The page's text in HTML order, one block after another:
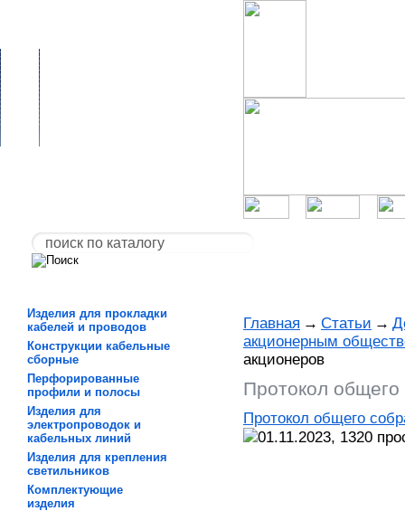
Изделия для прокладки
кабелей и проводов
Конструкции кабельные
сборные
Перфорированные
профили и полосы
Изделия для
электропроводок и
кабельных линий
Изделия для крепления
светильников
Комплектующие
изделия
Главная → Статьи →
акционерным
акционеров
Протокол
Протокол общего
01.11.2023, 1320